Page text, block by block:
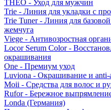
THEO - Уход для мужчин
Trie - Линия для укладки с
Trie Tuner - Линия для
жемчуга
Viege - Антивозростная
Locor Serum Color -
окрашивания
One - Премиум уход
Luviona - Окрашивание и anti-
Moii - Средства для волос и
Rufor - Бережное
Londa (Германия)